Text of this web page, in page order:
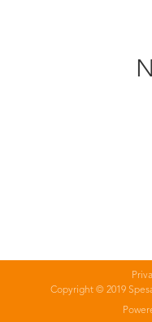
Copyright © 2019